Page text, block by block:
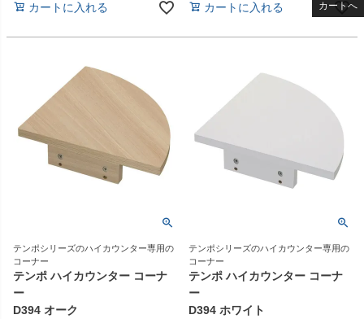
カートに入れる カートに入れる
テンポシリーズのハイカウンター専用の
コーナー
テンポ ハイカウンター コーナ
ー
D394 オーク
テンポシリーズのハイカウンター専用の
コーナー
テンポ ハイカウンター コーナ
ー
D394 ホワイト
カートへ